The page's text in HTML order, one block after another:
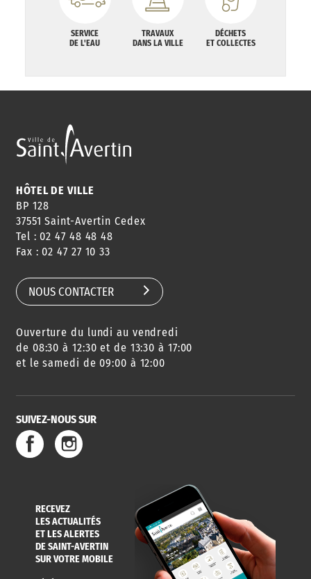
SERVICE
DE L'EAU
TRAVAUX
DANS LA VILLE
DÉCHETS
ET COLLECTES
HÔTEL DE VILLE
BP 128
37551 Saint-Avertin Cedex
Tel : 02 47 48 48 48
Fax : 02 47 27 10 33
NOUS CONTACTER
Ouverture du lundi au vendredi
de 08:30 à 12:30 et de 13:30 à 17:00
et le samedi de 09:00 à 12:00
SUIVEZ-NOUS SUR
RECEVEZ
LES ACTUALITÉS
ET LES ALERTES
DE SAINT-AVERTIN
SUR VOTRE MOBILE